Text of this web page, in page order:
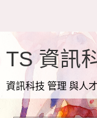
TS 資訊
資訊科技 管理 與人